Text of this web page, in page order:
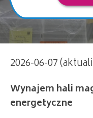
2026-06-07
Wynajem hali